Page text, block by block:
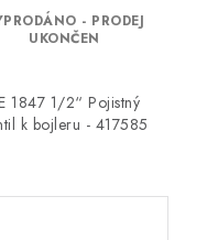
- PRODEJ
UKONČEN
1847 1/2“ Pojistný
k bojleru - 417585